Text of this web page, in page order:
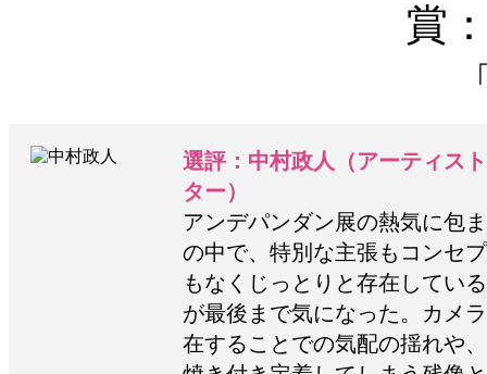
選評：中村政人（アーティス
ター）
アンデパンダン展の熱気に包
の中で、特別な主張もコンセ
もなくじっとりと存在してい
が最後まで気になった。カメ
在することでの気配の揺れや